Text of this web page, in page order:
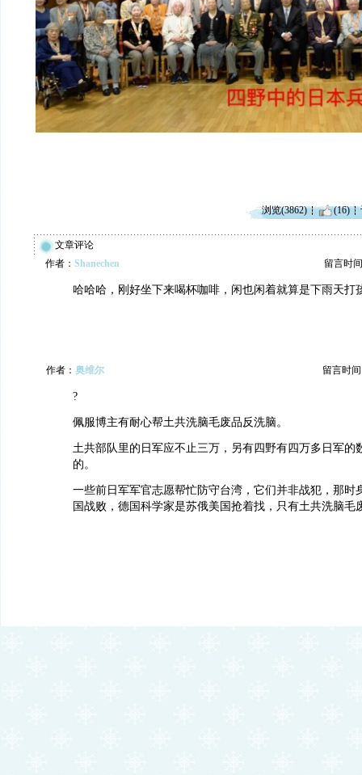
浏览(3862) (16)
文章评论
作者： Shanechen 留言时
哈哈哈，刚好坐下来喝杯咖啡，闲也闲着就算是下雨天打
作者： 奥维尔 留言时间
?
佩服博主有耐心帮土共洗脑毛废品反洗脑。
土共部队里的日军应不止三万，另有四野有四万多日军的
的。
一些前日军军官志愿帮忙防守台湾，它们并非战犯，那时
国战败，德国科学家是苏俄美国抢着找，只有土共洗脑毛